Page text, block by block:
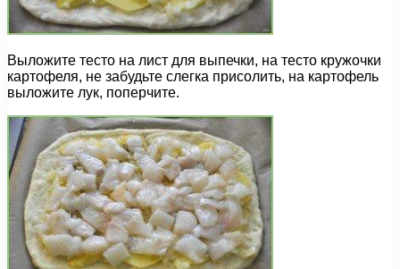
Выложите тесто на лист для выпечки, на тесто кружочки
картофеля, не забудьте слегка присолить, на картофель
выложите лук, поперчите.